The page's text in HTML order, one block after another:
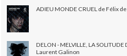
ADIEU MONDE CRUEL de Félix
DELON - MELVILLE, LA
Laurent Galinon